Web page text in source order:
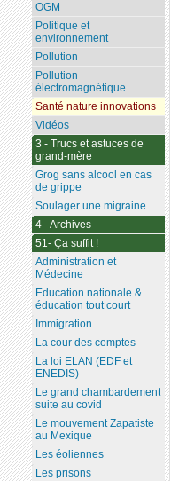
OGM
Politique et
environnement
Pollution
Pollution
électromagnétique.
Santé nature innovations
Vidéos
3 - Trucs et astuces de
grand-mère
Grog sans alcool en cas
de grippe
Soulager une migraine
4 - Archives
51- Ça suffit !
Administration et
Médecine
Education nationale &
éducation tout court
Immigration
La cour des comptes
La loi ELAN (EDF et
ENEDIS)
Le grand chambardement
suite au covid
Le mouvement Zapatiste
au Mexique
Les éoliennes
Les prisons